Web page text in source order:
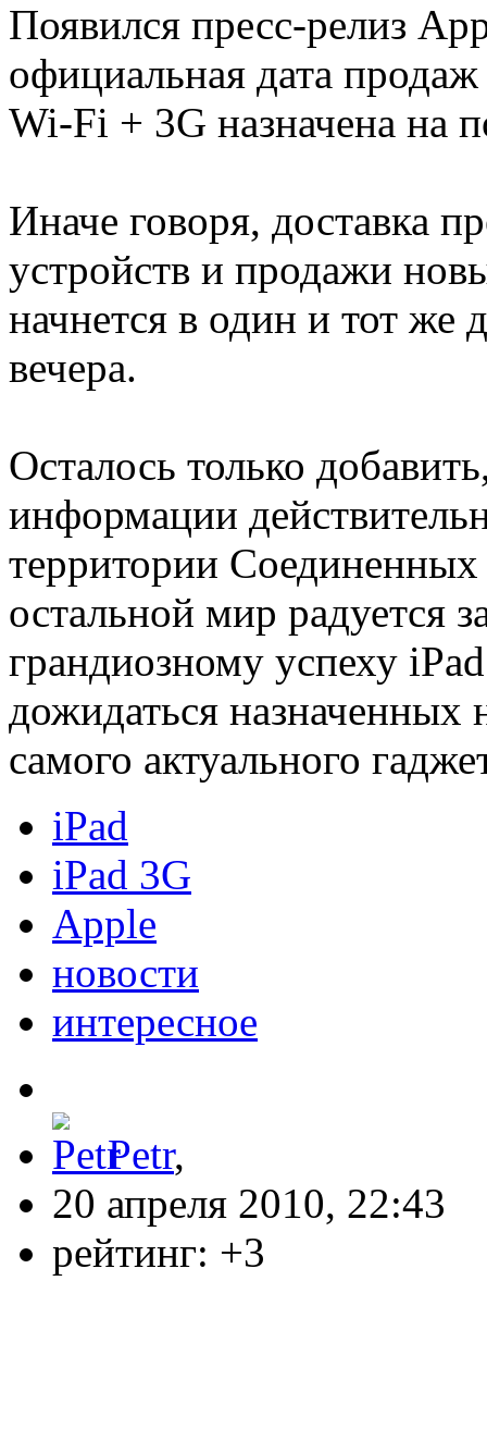
Появился пресс-релиз
официальная дата
Wi-Fi + 3G назначена на
Иначе говоря, доставка
устройств и продажи
начнется в один и тот же
вечера.
Осталось только
информации
территории
остальной мир радуется
грандиозному успеху
дожидаться
самого актуального
iPad
iPad 3G
Apple
новости
интересное
Petr,
20 апреля 2010, 22:43
рейтинг: +3